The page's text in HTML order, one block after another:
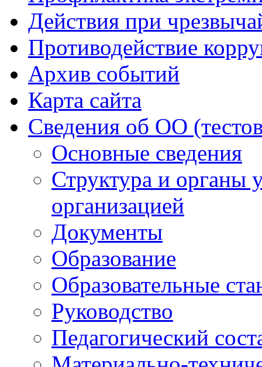
Действия при
Противодействие
Архив событий
Карта сайта
Сведения об ОО
Основные сведения
Структура и органы
организацией
Документы
Образование
Образовательные
Руководство
Педагогический